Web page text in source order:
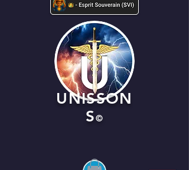
UNISSON
S©